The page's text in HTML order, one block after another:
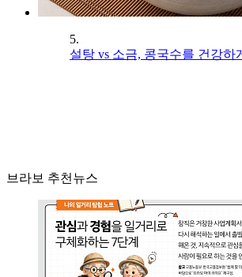
5.
설탕 vs 소금, 콩국수를 건강하
브라보 추천뉴스